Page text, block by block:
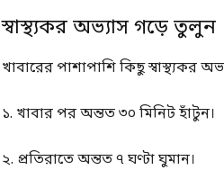
স্বাস্থ্যকর অভ্যাস গড়ে তুলুন
খাবারের পাশাপাশি কিছু স্বাস্থ্যকর
১. খাবার পর অন্তত ৩০ মিনিট হাঁটুন।
২. প্রতিরাতে অন্তত ৭ ঘণ্টা ঘুমান।